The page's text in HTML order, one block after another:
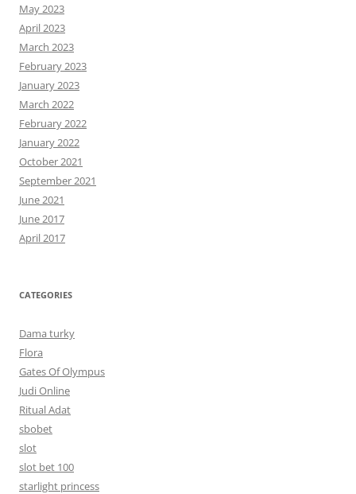
May 2023
April 2023
March 2023
February 2023
January 2023
March 2022
February 2022
January 2022
October 2021
September 2021
June 2021
June 2017
April 2017
CATEGORIES
Dama turky
Flora
Gates Of Olympus
Judi Online
Ritual Adat
sbobet
slot
slot bet 100
starlight princess